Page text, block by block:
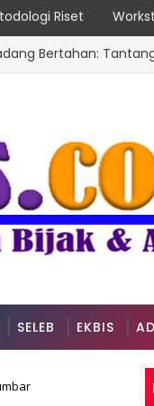
Riset
Tantangan Kota
SELEB EKBIS